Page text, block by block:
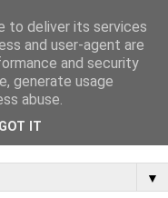
▼
to deliver its services
and user-agent are
and security
generate usage
abuse.
GOT IT